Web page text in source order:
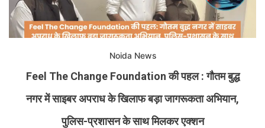
Noida News
Feel The Change Foundation की पहल : गौतम बुद्ध
नगर में साइबर अपराध के खिलाफ बड़ा जागरूकता अभियान,
पुलिस-प्रशासन के साथ मिलकर एक्शन